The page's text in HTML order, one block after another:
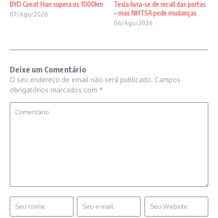
BYD Great Han supera os 1000km
07/Ago/2026
Tesla livra-se de recall das portas
– mas NHTSA pede mudanças
06/Ago/2026
Deixe um Comentário
O seu endereço de email não será publicado. Campos
obrigatórios marcados com *